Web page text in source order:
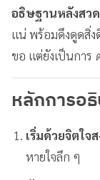
อธิษฐานหลังสว
แน่ พร้อมดึงดูดสิ่ง
ขอ แต่ยังเป็นการ
หลักการอ
เริ่มด้วยจิตใจ
หายใจลึก ๆ